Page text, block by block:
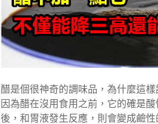
醋是個很神奇的調味品，為什麼這樣
因為醋在沒用食用之前，它的確是
後，和胃液發生反應，則會變成鹼